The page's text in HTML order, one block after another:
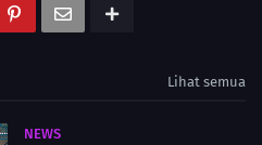
Lihat semua
NEWS